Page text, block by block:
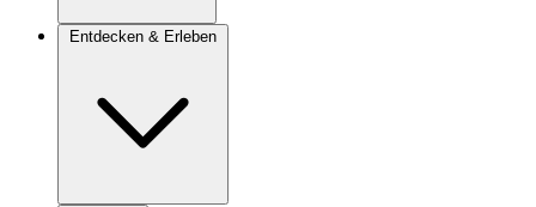
Entdecken & Erleben